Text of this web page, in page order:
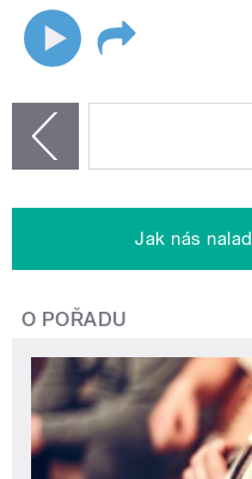
Jak nás
O POŘADU